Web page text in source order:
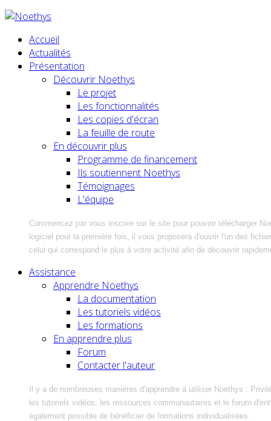
Accueil
Actualités
Présentation
Découvrir Noethys
Le projet
Les fonctionnalités
Les copies d'écran
La feuille de route
En découvrir plus
Programme de financement
Ils soutiennent Noethys
Témoignages
L'équipe
Commencez par vous inscrire sur le site pour pouvoir télécharger
logiciel pour la première fois, il vous proposera d'ouvrir l'un des
celui qui correspond le plus à votre activité afin de découvrir
Assistance
Apprendre Noethys
La documentation
Les tutoriels vidéos
Les formations
En apprendre plus
Forum
Contacter l'auteur
Il y a de nombreuses manières d'apprendre à utiliser Noethys :
les tutoriels vidéos, les ressources communautaires et le forum
également possible de bénéficier de formations individualisées.